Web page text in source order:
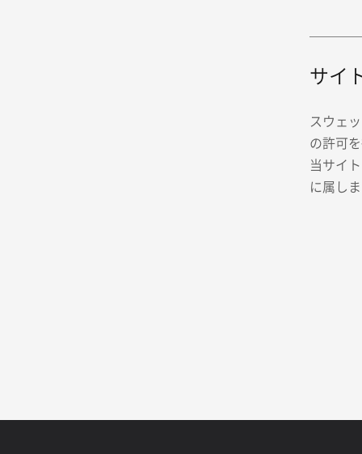
サイ
スウェ
の許可
当サイ
に属し